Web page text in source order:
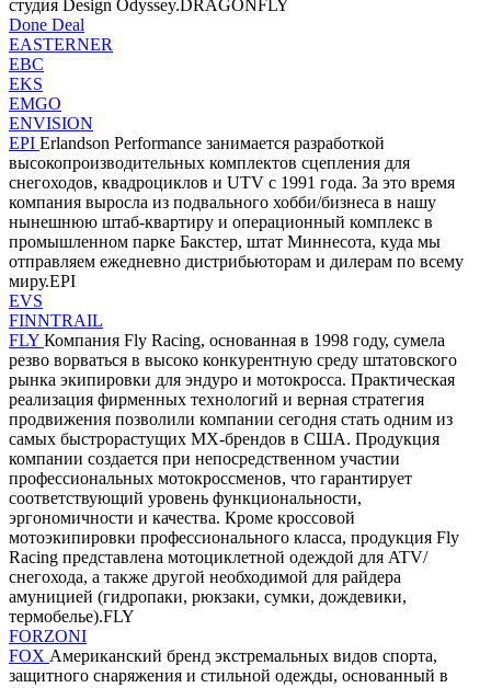
студия Design Odyssey.DRAGONFLY
Done Deal
EASTERNER
EBC
EKS
EMGO
ENVISION
EPI Erlandson Performance занимается разработкой
высокопроизводительных комплектов сцепления для
снегоходов, квадроциклов и UTV с 1991 года. За это время
компания выросла из подвального хобби/бизнеса в нашу
нынешнюю штаб-квартиру и операционный комплекс в
промышленном парке Бакстер, штат Миннесота, куда мы
отправляем ежедневно дистрибьюторам и дилерам по всему
миру.EPI
EVS
FINNTRAIL
FLY Компания Fly Racing, основанная в 1998 году, сумела
резво ворваться в высоко конкурентную среду штатовского
рынка экипировки для эндуро и мотокросса. Практическая
реализация фирменных технологий и верная стратегия
продвижения позволили компании сегодня стать одним из
самых быстрорастущих MX-брендов в США. Продукция
компании создается при непосредственном участии
профессиональных мотокроссменов, что гарантирует
соответствующий уровень функциональности,
эргономичности и качества. Кроме кроссовой
мотоэкипировки профессионального класса, продукция Fly
Racing представлена мотоциклетной одеждой для ATV/
снегохода, а также другой необходимой для райдера
амуницией (гидропаки, рюкзаки, сумки, дождевики,
термобелье).FLY
FORZONI
FOX Американский бренд экстремальных видов спорта,
защитного снаряжения и стильной одежды, основанный в